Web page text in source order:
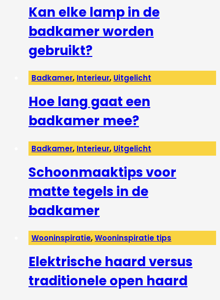
Kan elke lamp in de
badkamer worden
gebruikt?
Badkamer, Interieur, Uitgelicht
Hoe lang gaat een
badkamer mee?
Badkamer, Interieur, Uitgelicht
Schoonmaaktips voor
matte tegels in de
badkamer
Wooninspiratie,Wooninspiratie tips
Elektrische haard versus
traditionele open haard